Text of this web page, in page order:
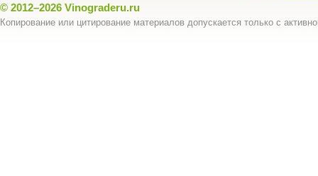
© 2012–2026 Vinograderu.ru
Копирование или цитирование материалов допускается только с